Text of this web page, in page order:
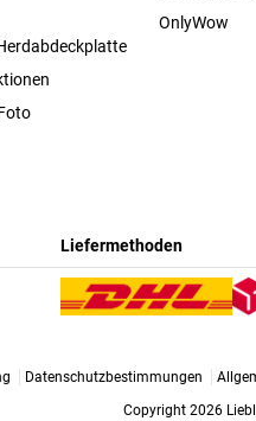
OnlyWow
Liefermethoden
Datenschutzbestimmungen
Copyright 2026